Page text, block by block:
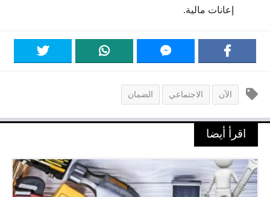
إعانات مالية.
الآن الاجتماعي الضمان
اقرأ أيضا